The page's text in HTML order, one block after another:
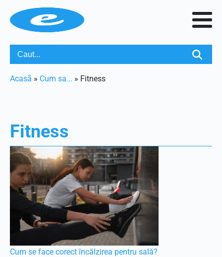
Acasã » Cum sa... » Fitness
Fitness
Cum se face corect încălzirea pentru sală?